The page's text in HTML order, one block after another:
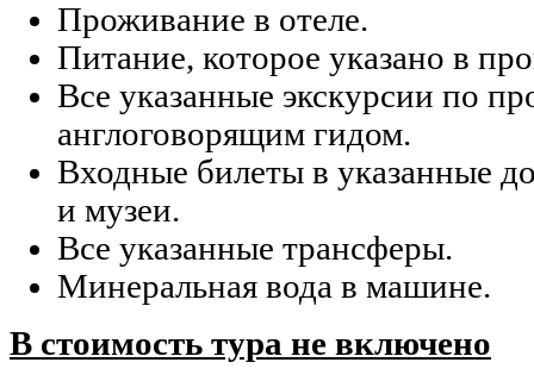
Проживание в отеле.
Питание, которое указано в
Все указанные экскурсии по
англоговорящим гидом.
Входные билеты в указанные
и музеи.
Все указанные трансферы.
Минеральная вода в машине.
В стоимость тура не включено